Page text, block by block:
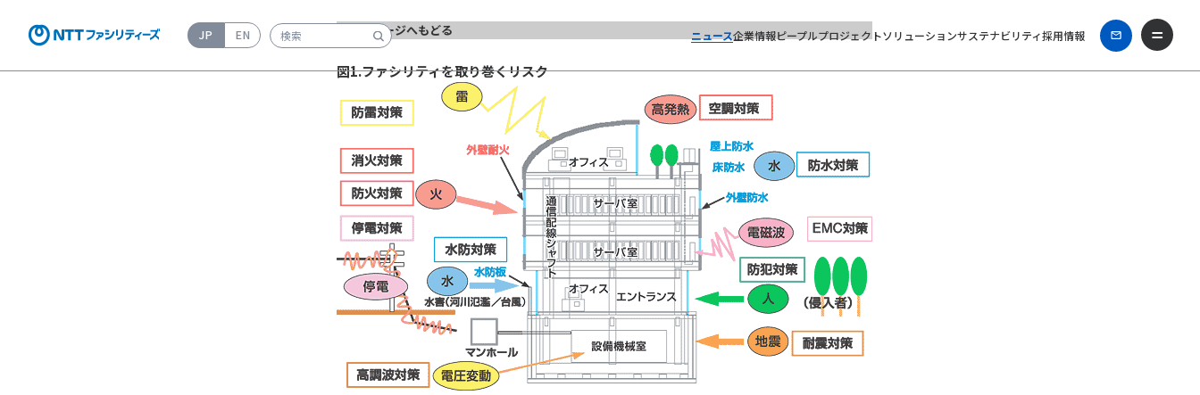
JP EN 検索キーワード入力 ニュース企業情報ピープルプロジェクトソリューションサステナビリティ採用情報
＜前のページへもどる
図1.ファシリティを取り巻くリスク